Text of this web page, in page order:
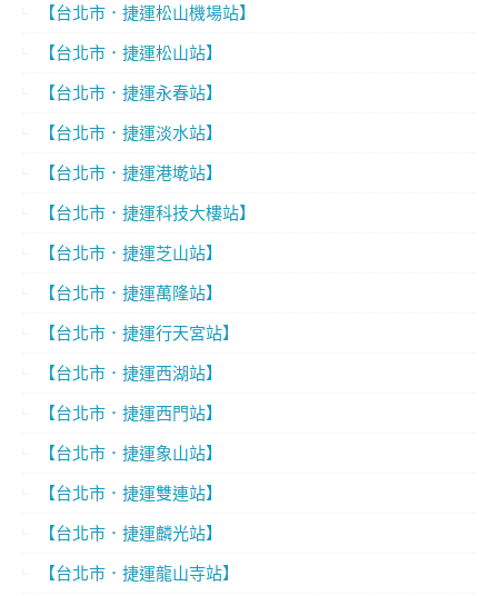
【台北市．捷運松山機場站】
【台北市．捷運松山站】
【台北市．捷運永春站】
【台北市．捷運淡水站】
【台北市．捷運港墘站】
【台北市．捷運科技大樓站】
【台北市．捷運芝山站】
【台北市．捷運萬隆站】
【台北市．捷運行天宮站】
【台北市．捷運西湖站】
【台北市．捷運西門站】
【台北市．捷運象山站】
【台北市．捷運雙連站】
【台北市．捷運麟光站】
【台北市．捷運龍山寺站】